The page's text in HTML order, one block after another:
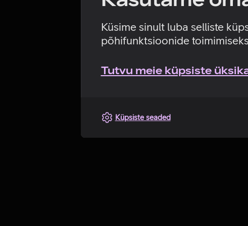
Küsime sinult luba selliste
põhifunktsioonide
Tutvu meie küpsiste
Küpsiste seaded